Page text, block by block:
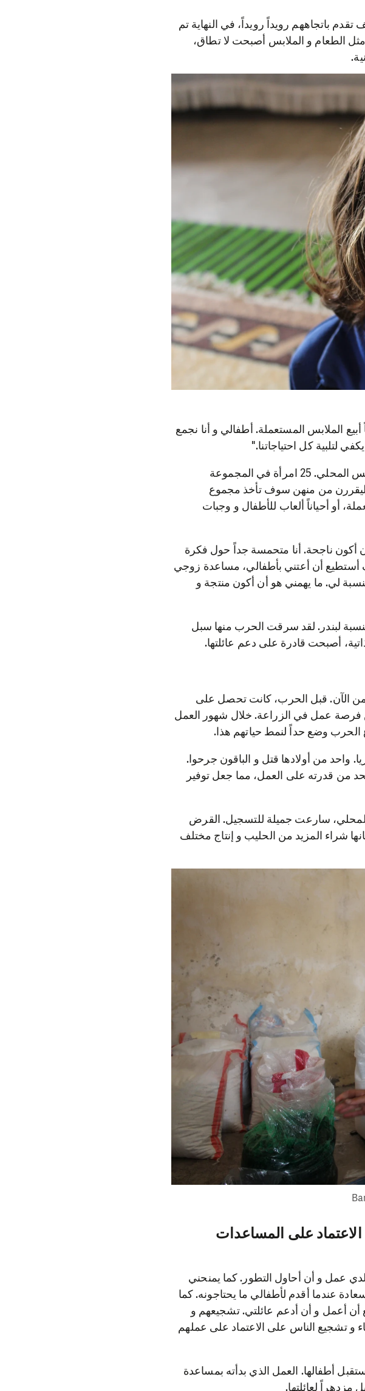
باتجاههم رويداً رويداً، في النهاية تم
الطعام و الملابس أصبحت لا تطاق،
الملابس المستعملة. أطفالي و أنا نجمع
لتلبية كل احتياجاتنا."
في النهاية، سمعت بندر عن مجموعة المساعدة الذاتية عبر المجلس المحلي. 25 امرأة في المجموعة
من منهن سوف تأخذ مجموع
أو أحياناً ألعاب للأطفال و وجبات
ناجحة. أنا متحمسة جداً حول فكرة
أستطيع أن أعتني بأطفالي، مساعدة زوجي
لي. ما يهمني هو أن أكون منتجة و
لبندر. لقد سرقت الحرب منها سبل
أصبحت قادرة على دعم عائلتها.
عمرها 47 سنة، و لكنها جدة من الآن. قبل الحرب، كانت تحصل على
فرصة عمل في الزراعة. خلال شهور العمل
الحرب وضع حداً لنمط حياتهم هذا.
واحد من أولادها قتل و الباقون جرحوا.
من قدرته على العمل، مما جعل توفير
سارعت جميلة للتسجيل. القرض
شراء المزيد من الحليب و إنتاج مختلف